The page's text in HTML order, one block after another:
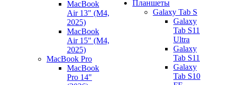
MacBook
Air 13" (M4,
2025)
MacBook
Air 15" (M4,
2025)
MacBook Pro
MacBook
Pro 14"
Планшеты
Galaxy Tab S
Galaxy
Tab S11
Ultra
Galaxy
Tab S11
Galaxy
Tab S10